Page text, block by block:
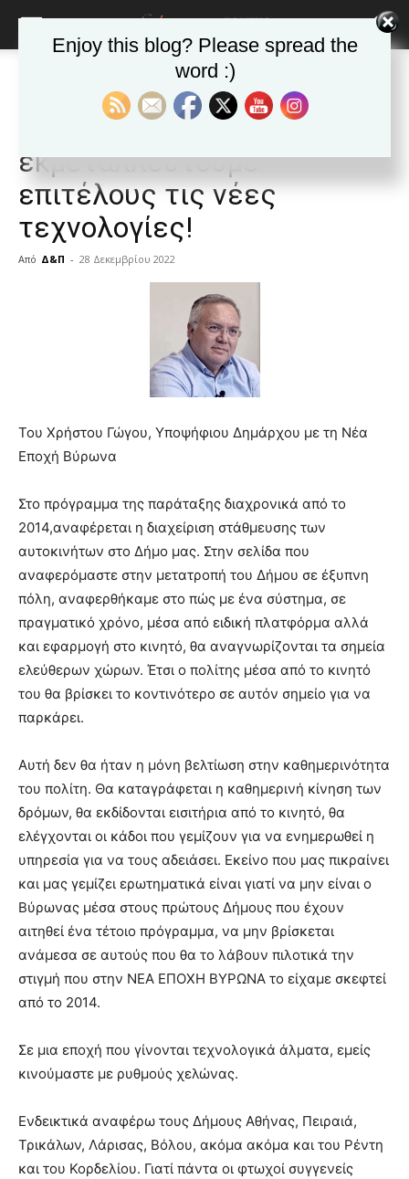
Άρθρα
Άρθρα Δημοφιλή άρθρα
Δήμος Βύρωνα: Ας
εκμεταλλευτούμε
επιτέλους τις νέες
τεχνολογίες!
Από Δ&Π - 28 Δεκεμβρίου 2022
brandi
teaches
the
meaning
pain.
pornhun
hd
porn
Του Χρήστου Γώγου, Υποψήφιου Δημάρχου με τη Νέα
Εποχή Βύρωνα
Στο πρόγραμμα της παράταξης διαχρονικά από το
2014,αναφέρεται η διαχείριση στάθμευσης των
αυτοκινήτων στο Δήμο μας. Στην σελίδα που
αναφερόμαστε στην μετατροπή του Δήμου σε έξυπνη
πόλη, αναφερθήκαμε στο πώς με ένα σύστημα, σε
πραγματικό χρόνο, μέσα από ειδική πλατφόρμα αλλά
και εφαρμογή στο κινητό, θα αναγνωρίζονται τα σημεία
ελεύθερων χώρων. Έτσι ο πολίτης μέσα από το κινητό
του θα βρίσκει το κοντινότερο σε αυτόν σημείο για να
παρκάρει.
Αυτή δεν θα ήταν η μόνη βελτίωση στην καθημερινότητα
του πολίτη. Θα καταγράφεται η καθημερινή κίνηση των
δρόμων, θα εκδίδονται εισιτήρια από το κινητό, θα
ελέγχονται οι κάδοι που γεμίζουν για να ενημερωθεί η
υπηρεσία για να τους αδειάσει. Εκείνο που μας πικραίνει
και μας γεμίζει ερωτηματικά είναι γιατί να μην είναι ο
Βύρωνας μέσα στους πρώτους Δήμους που έχουν
αιτηθεί ένα τέτοιο πρόγραμμα, να μην βρίσκεται
ανάμεσα σε αυτούς που θα το λάβουν πιλοτικά την
στιγμή που στην ΝΕΑ ΕΠΟΧΗ ΒΥΡΩΝΑ το είχαμε σκεφτεί
από το 2014.
Σε μια εποχή που γίνονται τεχνολογικά άλματα, εμείς
κινούμαστε με ρυθμούς χελώνας.
Ενδεικτικά αναφέρω τους Δήμους Αθήνας, Πειραιά,
Τρικάλων, Λάρισας, Βόλου, ακόμα ακόμα και του Ρέντη
και του Κορδελίου. Γιατί πάντα οι φτωχοί συγγενείς
Enjoy this blog? Please spread the
word :)